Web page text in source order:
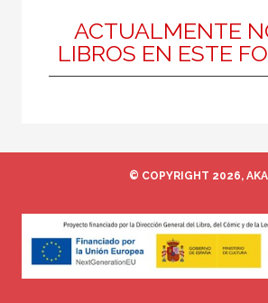
MATERIAS
Economía
Educación artística
ACTUALMENTE
LIBROS EN ESTE
© COPYRIGHT 2026,